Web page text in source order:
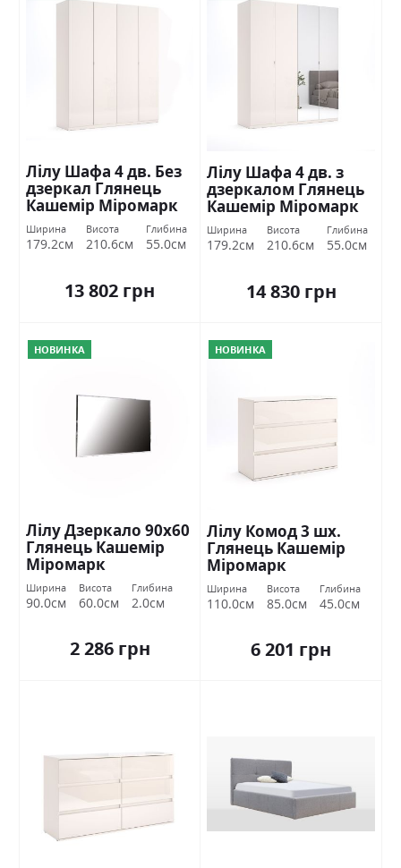
Лілу Шафа 4 дв. Без
дзеркал Глянець
Кашемір Міромарк
Ширина
179.2см
Висота
210.6см
Глибина
55.0см
13 802 грн
Лілу Шафа 4 дв. з
дзеркалом Глянець
Кашемір Міромарк
Ширина
179.2см
Висота
210.6см
Глибина
55.0см
14 830 грн
НОВИНКА
Лілу Дзеркало 90х60
Глянець Кашемір
Міромарк
Ширина
90.0см
Висота
60.0см
Глибина
2.0см
2 286 грн
НОВИНКА
Лілу Комод 3 шх.
Глянець Кашемір
Міромарк
Ширина
110.0см
Висота
85.0см
Глибина
45.0см
6 201 грн